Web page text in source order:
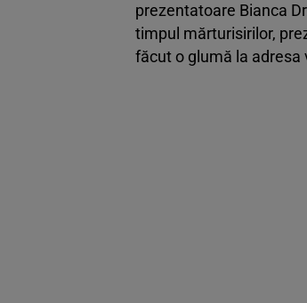
prezentatoare Bianca
timpul mărturisirilor,
făcut o glumă la